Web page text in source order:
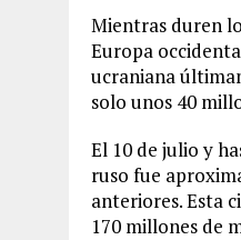
Mientras duren
Europa
ucraniana
solo unos 40
El 10 de julio y
ruso fue
anteriores. Esta
170 millones de